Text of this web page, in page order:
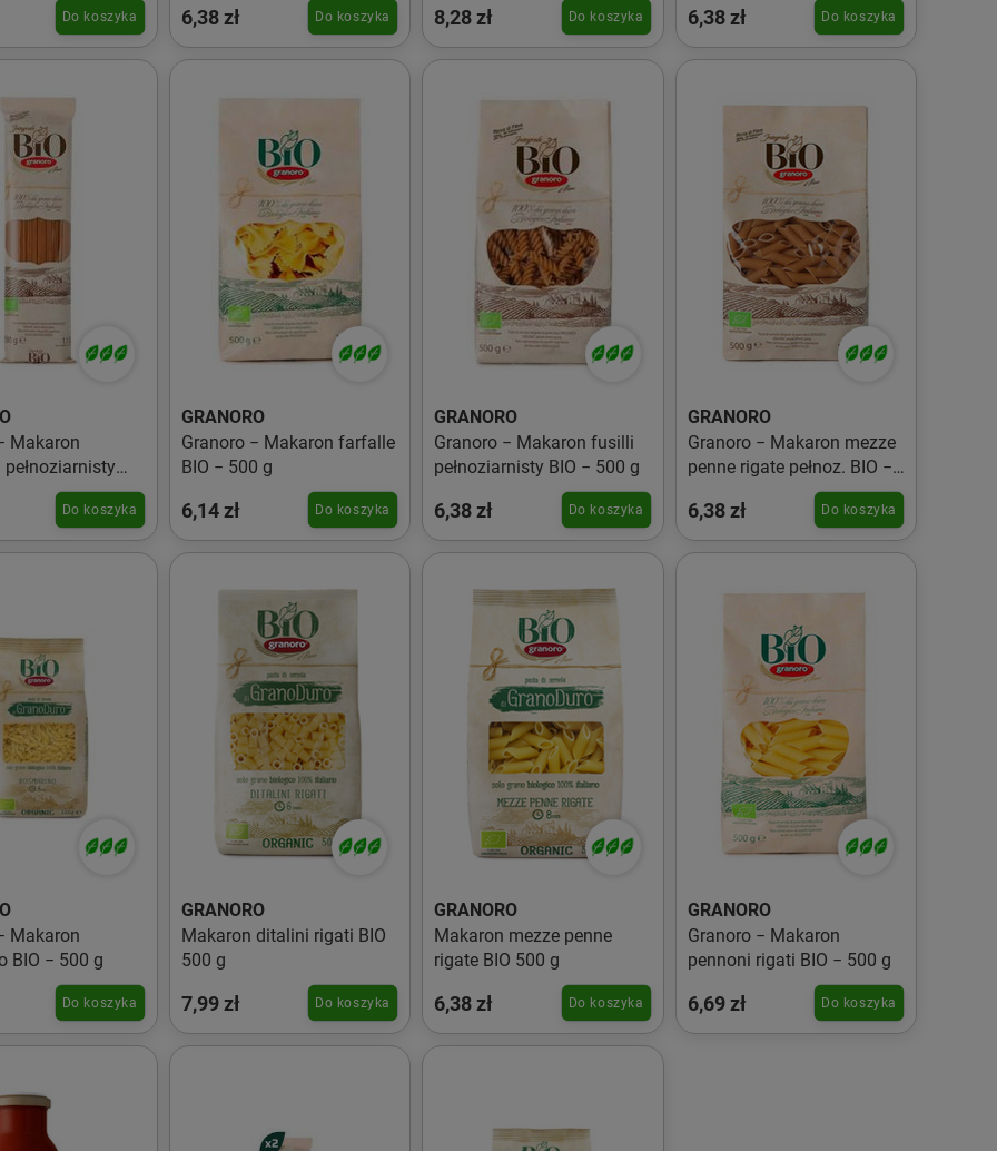
Do koszyka 6,38 zł Do koszyka 8,28 zł Do koszyka 6,38 zł Do koszyka
Makaron
Do koszyka
GRANORO
Granoro − Makaron farfalle
BIO − 500 g
6,14 zł Do koszyka
GRANORO
Granoro − Makaron fusilli
pełnoziarnisty BIO − 500 g
6,38 zł Do koszyka
GRANORO
Granoro − Makaron mezze
penne rigate pełnoz. BIO −
6,38 zł Do koszyka
Makaron
BIO − 500 g
Do koszyka
GRANORO
Makaron ditalini rigati BIO
500 g
7,99 zł Do koszyka
GRANORO
Makaron mezze penne
rigate BIO 500 g
6,38 zł Do koszyka
GRANORO
Granoro − Makaron
pennoni rigati BIO − 500 g
6,69 zł Do koszyka